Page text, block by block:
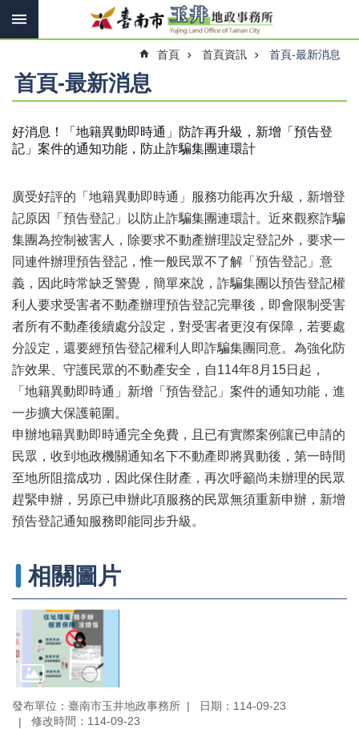
跳到主要內容區塊
搜
搜
尋
訊
報
機
關
簡
介
線
上
申
辦
與
查
詢
便
民
服
務
民
專
區
主
題
專
首頁 首頁資訊 首頁-最新消息
首頁-最新消息
好消息！「地籍異動即時通」防詐再升級，新增「預告登
記」案件的通知功能，防止詐騙集團連環計
廣受好評的「地籍異動即時通」服務功能再次升級，新增登
記原因「預告登記」以防止詐騙集團連環計。近來觀察詐騙
集團為控制被害人，除要求不動產辦理設定登記外，要求一
同連件辦理預告登記，惟一般民眾不了解「預告登記」意
義，因此時常缺乏警覺，簡單來說，詐騙集團以預告登記權
利人要求受害者不動產辦理預告登記完畢後，即會限制受害
者所有不動產後續處分設定，對受害者更沒有保障，若要處
分設定，還要經預告登記權利人即詐騙集團同意。為強化防
詐效果、守護民眾的不動產安全，自114年8月15日起，
「地籍異動即時通」新增「預告登記」案件的通知功能，進
一步擴大保護範圍。
申辦地籍異動即時通完全免費，且已有實際案例讓已申請的
民眾，收到地政機關通知名下不動產即將異動後，第一時間
至地所阻擋成功，因此保住財產，再次呼籲尚未辦理的民眾
趕緊申辦，另原已申辦此項服務的民眾無須重新申辦，新增
預告登記通知服務即能同步升級。
相關圖片
發布單位：臺南市玉井地政事務所
日期：114-09-23
修改時間：114-09-23